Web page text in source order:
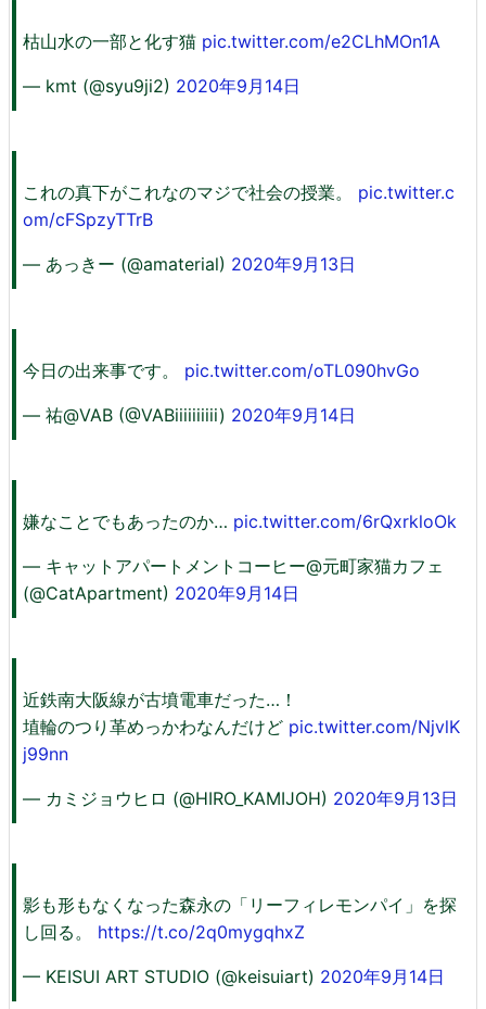
枯山水の一部と化す猫 pic.twitter.com/e2CLhMOn1A
— kmt (@syu9ji2) 2020年9月14日
これの真下がこれなのマジで社会の授業。 pic.twitter.c
om/cFSpzyTTrB
— あっきー (@amaterial) 2020年9月13日
今日の出来事です。 pic.twitter.com/oTL090hvGo
— 祐@VAB (@VABiiiiiiiiii) 2020年9月14日
嫌なことでもあったのか… pic.twitter.com/6rQxrkloOk
— キャットアパートメントコーヒー@元町家猫カフェ
(@CatApartment) 2020年9月14日
近鉄南大阪線が古墳電車だった…！
埴輪のつり革めっかわなんだけど pic.twitter.com/NjvlK
j99nn
— カミジョウヒロ (@HIRO_KAMIJOH) 2020年9月13日
影も形もなくなった森永の「リーフィレモンパイ」を探
し回る。 https://t.co/2q0mygqhxZ
— KEISUI ART STUDIO (@keisuiart) 2020年9月14日